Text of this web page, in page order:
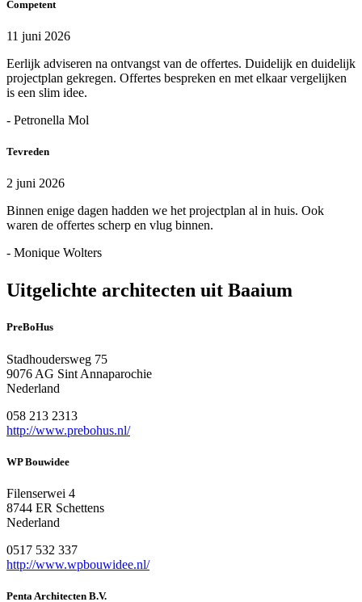
Competent
11 juni 2026
Eerlijk adviseren na ontvangst van de offertes. Duidelijk en duidelijk
projectplan gekregen. Offertes bespreken en met elkaar vergelijken
is een slim idee.
- Petronella Mol
Tevreden
2 juni 2026
Binnen enige dagen hadden we het projectplan al in huis. Ook
waren de offertes scherp en vlug binnen.
- Monique Wolters
Uitgelichte architecten uit Baaium
PreBoHus
Stadhoudersweg 75
9076 AG Sint Annaparochie
Nederland
058 213 2313
http://www.prebohus.nl/
WP Bouwidee
Filenserwei 4
8744 ER Schettens
Nederland
0517 532 337
http://www.wpbouwidee.nl/
Penta Architecten B.V.